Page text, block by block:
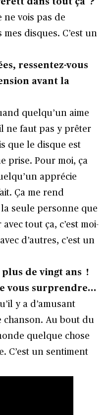
dans tout ça ?
ne vois pas de
disques. C’est un
ressentez-vous
avant la
quelqu’un aime
ne faut pas y prêter
que le disque est
prise. Pour moi, ça
apprécie
Ça me rend
seule personne que
tout ça, c’est moi-
d’autres, c’est un
de vingt ans !
vous surprendre…
y a d’amusant
chanson. Au bout du
quelque chose
C’est un sentiment